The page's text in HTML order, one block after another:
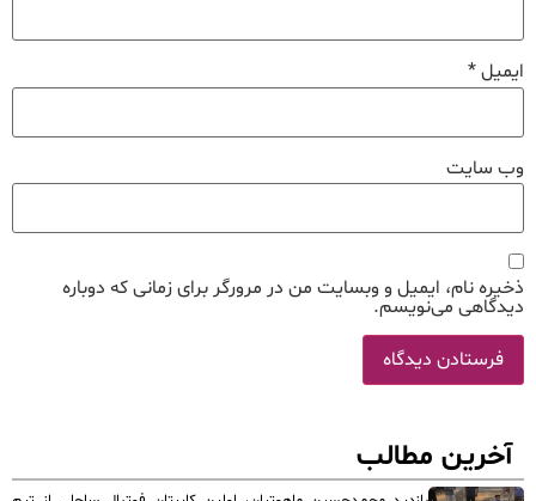
ایمیل*
وب‌ سایت
ذخیره نام، ایمیل و وبسایت من در مرورگر برای زمانی که دوباره
دیدگاهی می‌نویسم.
آخرین مطالب